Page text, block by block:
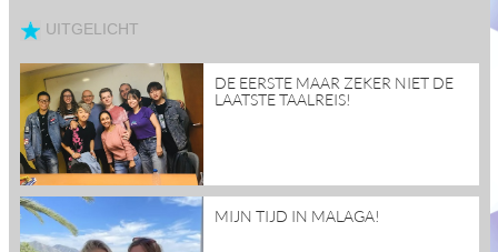
UITGELICHT
read
more
DE EERSTE MAAR ZEKER NIET DE
LAATSTE TAALREIS!
read
more
MIJN TIJD IN MALAGA!